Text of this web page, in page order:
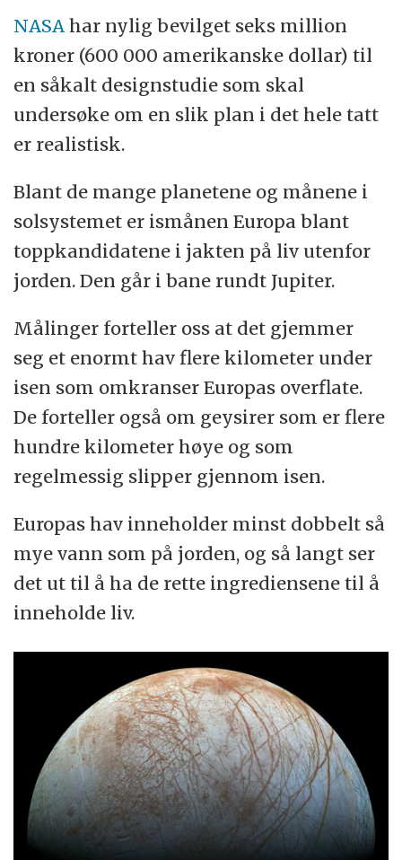
NASAhar nylig bevilget seks million
kroner (600 000 amerikanske dollar) til
en såkalt designstudie som skal
undersøke om en slik plan i det hele tatt
er realistisk.
Blant de mange planetene og månene i
solsystemet er ismånen Europa blant
toppkandidatene i jakten på liv utenfor
jorden. Den går i bane rundt Jupiter.
Målinger forteller oss at det gjemmer
seg et enormt hav flere kilometer under
isen som omkranser Europas overflate.
De forteller også om geysirer som er flere
hundre kilometer høye og som
regelmessig slipper gjennom isen.
Europas hav inneholder minst dobbelt så
mye vann som på jorden, og så langt ser
det ut til å ha de rette ingrediensene til å
inneholde liv.